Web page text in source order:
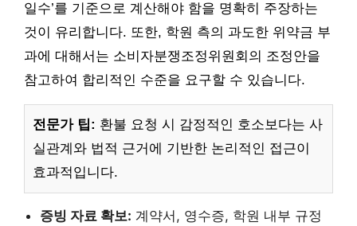
일수’를 기준으로 계산해야 함을 명확히 주장하는
것이 유리합니다. 또한, 학원 측의 과도한 위약금 부
과에 대해서는 소비자분쟁조정위원회의 조정안을
참고하여 합리적인 수준을 요구할 수 있습니다.
전문가 팁: 환불 요청 시 감정적인 호소보다는 사
실관계와 법적 근거에 기반한 논리적인 접근이
효과적입니다.
증빙 자료 확보: 계약서, 영수증, 학원 내부 규정